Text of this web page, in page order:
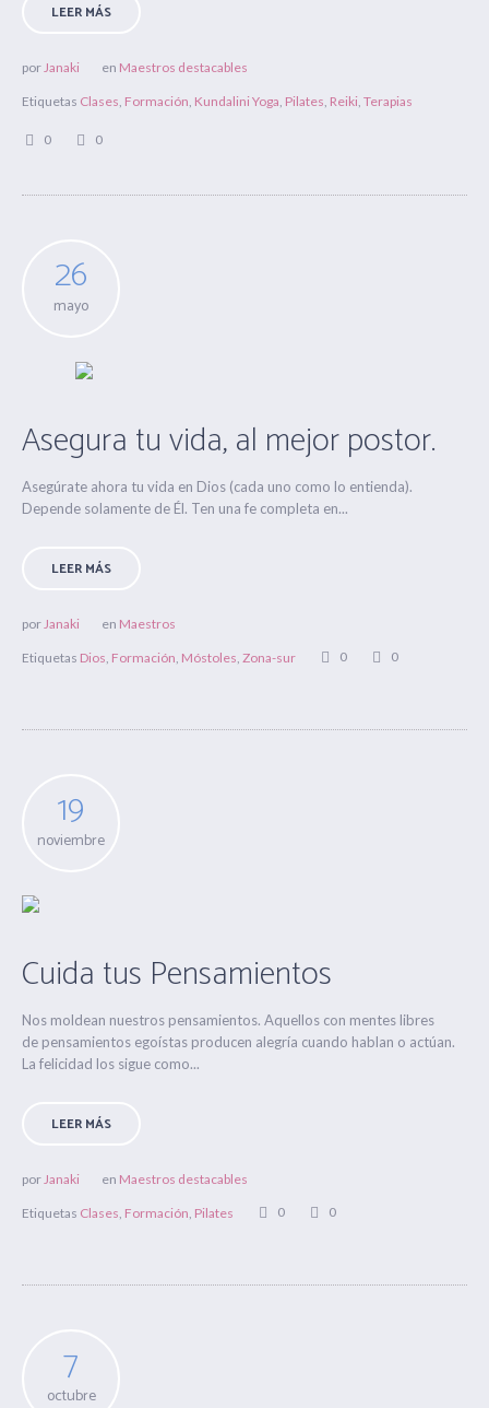
LEER MÁS
por Janaki en Maestros destacables
Etiquetas Clases Formación Kundalini Yoga Pilates Reiki Terapias
0 0
26
mayo
Asegura tu vida, al mejor postor.
Asegúrate ahora tu vida en Dios (cada uno como lo entienda).
Depende solamente de Él. Ten una fe completa en...
LEER MÁS
por Janaki en Maestros
Etiquetas Dios Formación Móstoles Zona-sur 0 0
19
noviembre
Cuida tus Pensamientos
Nos moldean nuestros pensamientos. Aquellos con mentes libres
de pensamientos egoístas producen alegría cuando hablan o actúan.
La felicidad los sigue como...
LEER MÁS
porJanaki en Maestros destacables
Etiquetas Clases, Formación, Pilates 0 0
7
octubre